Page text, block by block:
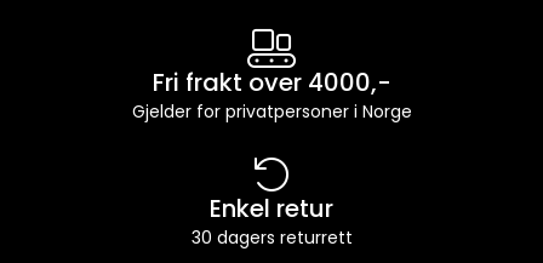
Fri frakt over 4000,-
Gjelder for privatpersoner i Norge
Enkel retur
30 dagers returrett